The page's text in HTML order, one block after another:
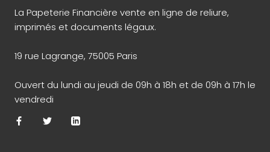
La Papeterie Financière vente en ligne de reliure,
imprimés et documents légaux.
19 rue Lagrange, 75005 Paris
Ouvert du lundi au jeudi de 09h à 18h et de 09h à 17h le
vendredi